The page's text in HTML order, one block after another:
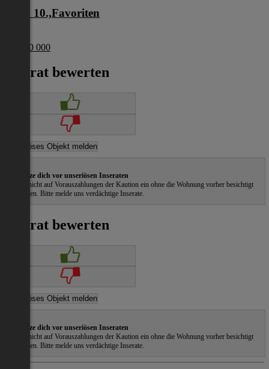
Wien 10.,Favoriten
€ 1 200 000
Inserat bewerten
Schütze dich vor unseriösen Inseraten
Gehe nicht auf Vorauszahlungen der Kaution ein ohne die Wohnung vorher besichtigt
zu haben. Bitte melde uns verdächtige Inserate.
Inserat bewerten
Schütze dich vor unseriösen Inseraten
Gehe nicht auf Vorauszahlungen der Kaution ein ohne die Wohnung vorher besichtigt
zu haben. Bitte melde uns verdächtige Inserate.